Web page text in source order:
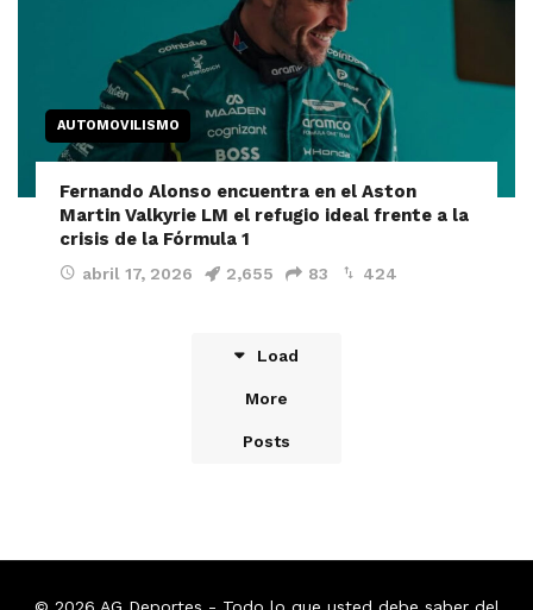
AUTOMOVILISMO
Fernando Alonso encuentra en el Aston
Martin Valkyrie LM el refugio ideal frente a la
crisis de la Fórmula 1
abril 17, 2026 2,655 83 424
Load
More
Posts
© 2026 AG Deportes - Todo lo que usted debe saber del